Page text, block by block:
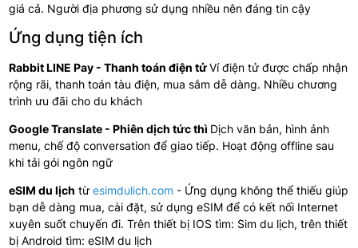
giá cả. Người địa phương sử dụng nhiều nên đáng tin cậy
Ứng dụng tiện ích
Rabbit LINE Pay - Thanh toán điện tửVí điện tử được chấp nhận
rộng rãi, thanh toán tàu điện, mua sắm dễ dàng. Nhiều chương
trình ưu đãi cho du khách
Google Translate - Phiên dịch tức thì Dịch văn bản, hình ảnh
menu, chế độ conversation để giao tiếp. Hoạt động offline sau
khi tải gói ngôn ngữ
eSIM du lịch từ esimdulich.com - Ứng dụng không thể thiếu giúp
bạn dễ dàng mua, cài đặt, sử dụng eSIM để có kết nối Internet
xuyên suốt chuyến đi. Trên thiết bị IOS tìm: Sim du lịch, trên thiết
bị Android tìm: eSIM du lịch